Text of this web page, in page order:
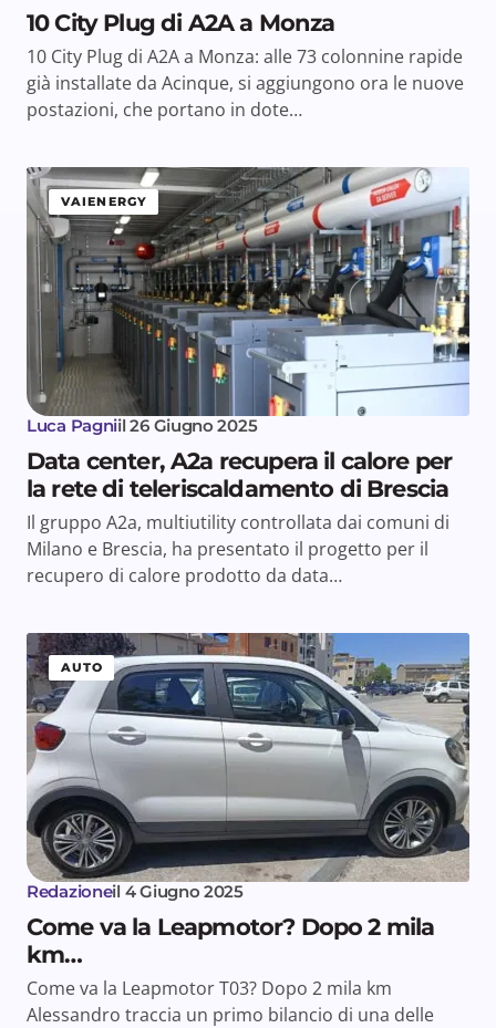
10 City Plug di A2A a Monza
10 City Plug di A2A a Monza: alle 73 colonnine rapide
già installate da Acinque, si aggiungono ora le nuove
postazioni, che portano in dote…
VAIENERGY
Luca Pagniil 26 Giugno 2025
Data center, A2a recupera il calore per
la rete di teleriscaldamento di Brescia
Il gruppo A2a, multiutility controllata dai comuni di
Milano e Brescia, ha presentato il progetto per il
recupero di calore prodotto da data…
AUTO
Redazioneil 4 Giugno 2025
Come va la Leapmotor? Dopo 2 mila
km…
Come va la Leapmotor T03? Dopo 2 mila km
Alessandro traccia un primo bilancio di una delle